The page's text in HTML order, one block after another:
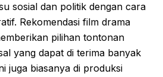
sosial dan politik dengan cara
Rekomendasi film drama
pilihan tontonan
yang dapat di terima banyak
juga biasanya di produksi